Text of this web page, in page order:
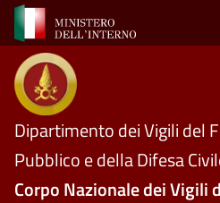
Salta al contenuto principale
Dipartimento dei Vigili del
Pubblico e della Difesa
Corpo Nazionale dei Vigili